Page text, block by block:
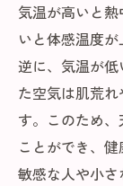
気温が高いと
いと体感温度
逆に、気温が
た空気は肌荒
す。このため
ことができ、
敏感な人や小